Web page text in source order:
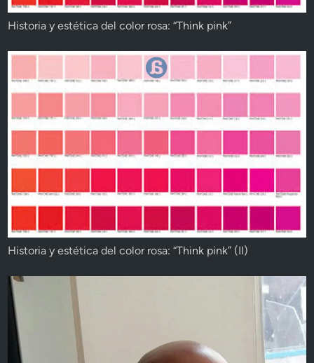
Historia y estética del color rosa: “Think pink”
Historia y estética del color rosa: “Think pink” (II)